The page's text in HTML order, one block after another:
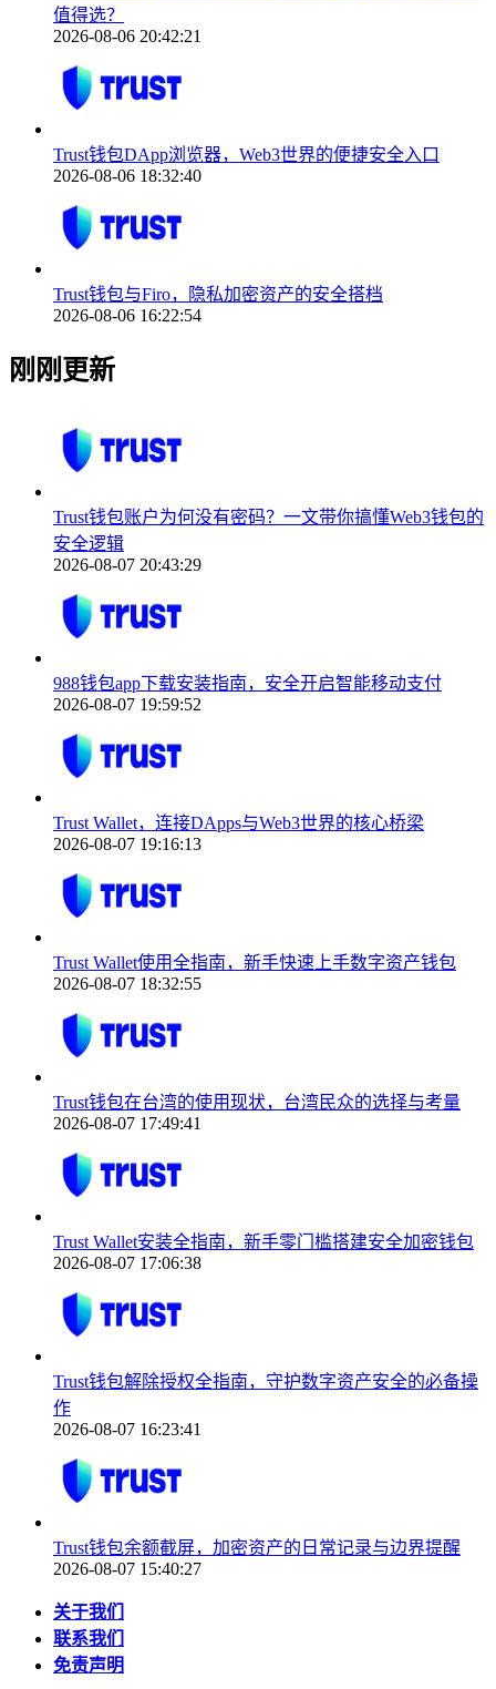
值得选？
2026-08-06 20:42:21
Trust钱包DApp浏览器，Web3世界的便捷安全入口
2026-08-06 18:32:40
Trust钱包与Firo，隐私加密资产的安全搭档
2026-08-06 16:22:54
刚刚更新
Trust钱包账户为何没有密码？一文带你搞懂Web3钱包的
安全逻辑
2026-08-07 20:43:29
988钱包app下载安装指南，安全开启智能移动支付
2026-08-07 19:59:52
Trust Wallet，连接DApps与Web3世界的核心桥梁
2026-08-07 19:16:13
Trust Wallet使用全指南，新手快速上手数字资产钱包
2026-08-07 18:32:55
Trust钱包在台湾的使用现状，台湾民众的选择与考量
2026-08-07 17:49:41
Trust Wallet安装全指南，新手零门槛搭建安全加密钱包
2026-08-07 17:06:38
Trust钱包解除授权全指南，守护数字资产安全的必备操
作
2026-08-07 16:23:41
Trust钱包余额截屏，加密资产的日常记录与边界提醒
2026-08-07 15:40:27
关于我们
联系我们
免责声明